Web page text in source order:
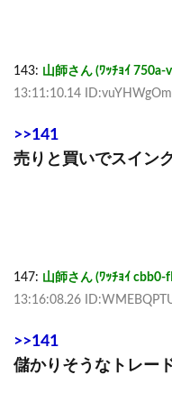
143: 山師さん (ﾜｯﾁｮｲ
13:11:10.14
>>141
売りと買いでスイン
147: 山師さん (ﾜｯﾁｮｲ
13:16:08.26
>>141
儲かりそうなトレー